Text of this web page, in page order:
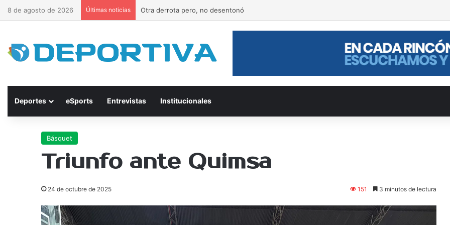
8 de agosto de 2026 Últimas noticias Otra derrota pero, no desentonó
Deportes eSports Entrevistas Institucionales
Básquet
Triunfo ante Quimsa
24 de octubre de 2025 151 3 minutos de lectura